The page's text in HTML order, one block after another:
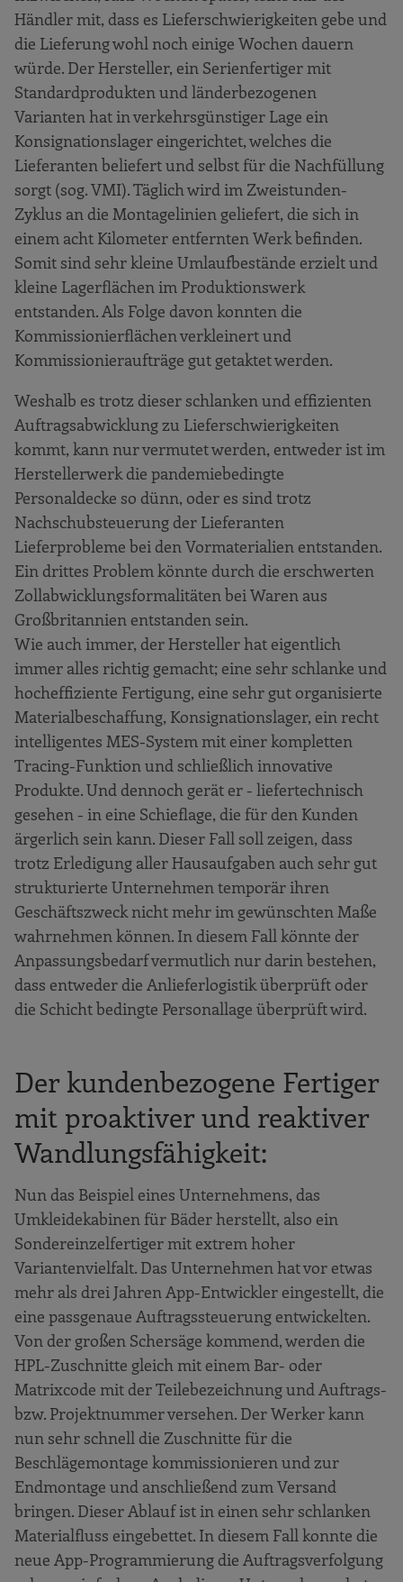
Händler mit, dass es Lieferschwierigkeiten gebe und
die Lieferung wohl noch einige Wochen dauern
würde. Der Hersteller, ein Serienfertiger mit
Standardprodukten und länderbezogenen
Varianten hat in verkehrsgünstiger Lage ein
Konsignationslager eingerichtet, welches die
Lieferanten beliefert und selbst für die Nachfüllung
sorgt (sog. VMI). Täglich wird im Zweistunden-
Zyklus an die Montagelinien geliefert, die sich in
einem acht Kilometer entfernten Werk befinden.
Somit sind sehr kleine Umlaufbestände erzielt und
kleine Lagerflächen im Produktionswerk
entstanden. Als Folge davon konnten die
Kommissionierflächen verkleinert und
Kommissionieraufträge gut getaktet werden.
Weshalb es trotz dieser schlanken und effizienten
Auftragsabwicklung zu Lieferschwierigkeiten
kommt, kann nur vermutet werden, entweder ist im
Herstellerwerk die pandemiebedingte
Personaldecke so dünn, oder es sind trotz
Nachschubsteuerung der Lieferanten
Lieferprobleme bei den Vormaterialien entstanden.
Ein drittes Problem könnte durch die erschwerten
Zollabwicklungsformalitäten bei Waren aus
Großbritannien entstanden sein.
Wie auch immer, der Hersteller hat eigentlich
immer alles richtig gemacht; eine sehr schlanke und
hocheffiziente Fertigung, eine sehr gut organisierte
Materialbeschaffung, Konsignationslager, ein recht
intelligentes MES-System mit einer kompletten
Tracing-Funktion und schließlich innovative
Produkte. Und dennoch gerät er - liefertechnisch
gesehen - in eine Schieflage, die für den Kunden
ärgerlich sein kann. Dieser Fall soll zeigen, dass
trotz Erledigung aller Hausaufgaben auch sehr gut
strukturierte Unternehmen temporär ihren
Geschäftszweck nicht mehr im gewünschten Maße
wahrnehmen können. In diesem Fall könnte der
Anpassungsbedarf vermutlich nur darin bestehen,
dass entweder die Anlieferlogistik überprüft oder
die Schicht bedingte Personallage überprüft wird.
Der kundenbezogene Fertiger
mit proaktiver und reaktiver
Wandlungsfähigkeit:
Nun das Beispiel eines Unternehmens, das
Umkleidekabinen für Bäder herstellt, also ein
Sondereinzelfertiger mit extrem hoher
Variantenvielfalt. Das Unternehmen hat vor etwas
mehr als drei Jahren App-Entwickler eingestellt, die
eine passgenaue Auftragssteuerung entwickelten.
Von der großen Schersäge kommend, werden die
HPL-Zuschnitte gleich mit einem Bar- oder
Matrixcode mit der Teilebezeichnung und Auftrags-
bzw. Projektnummer versehen. Der Werker kann
nun sehr schnell die Zuschnitte für die
Beschlägemontage kommissionieren und zur
Endmontage und anschließend zum Versand
bringen. Dieser Ablauf ist in einen sehr schlanken
Materialfluss eingebettet. In diesem Fall konnte die
neue App-Programmierung die Auftragsverfolgung